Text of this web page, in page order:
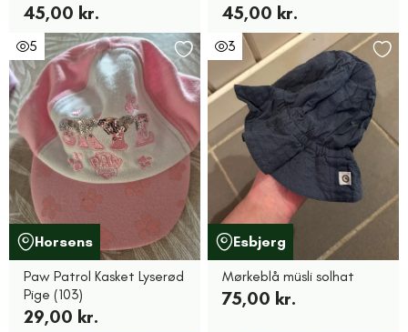
45,00 kr. 45,00 kr.
5
Horsens
Paw Patrol Kasket Lyserød
Pige (103)
29,00 kr.
3
Esbjerg
Mørkeblå müsli solhat
75,00 kr.